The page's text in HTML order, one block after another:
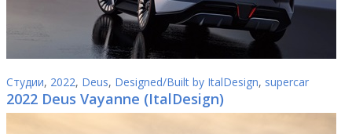
Студии, 2022, Deus, Designed/Built by ItalDesign, supercar
2022 Deus Vayanne (ItalDesign)